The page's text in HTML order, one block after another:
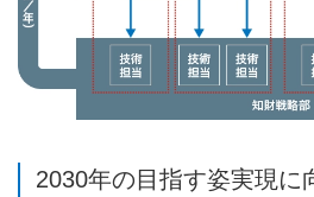
2030年の目指す姿実現に